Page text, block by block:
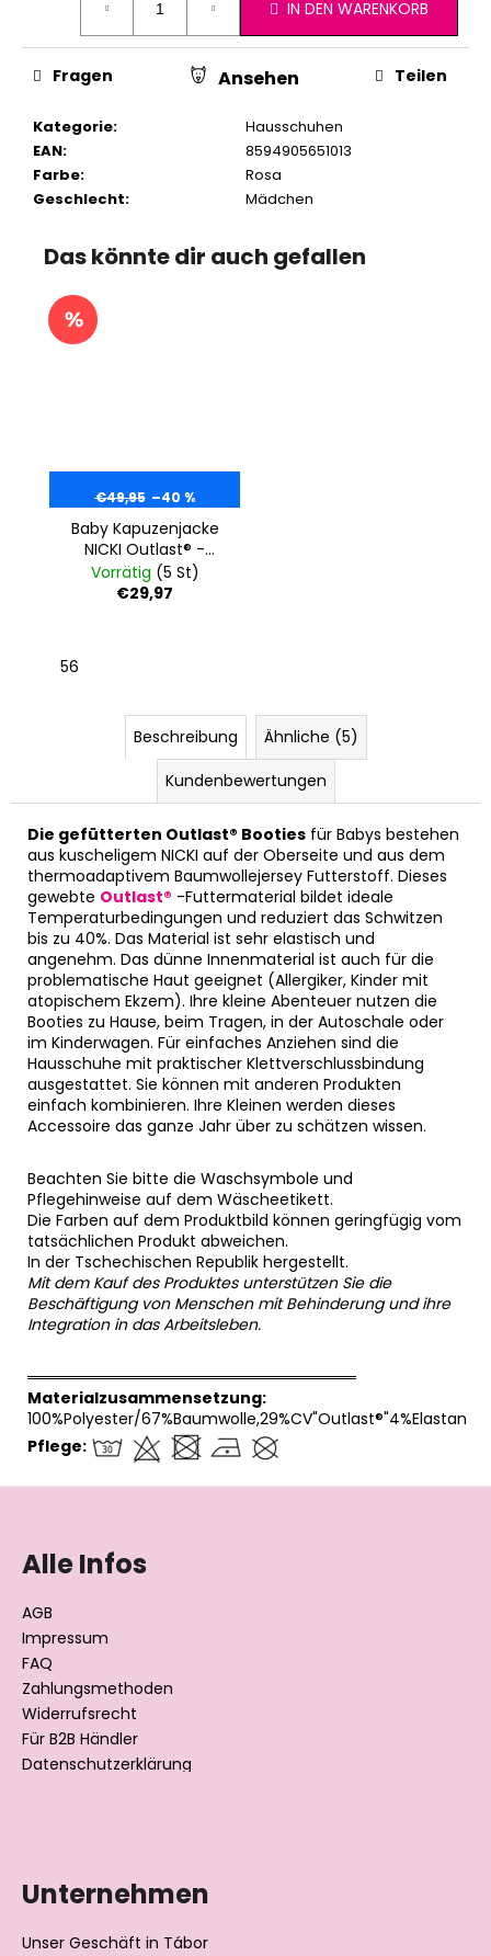
IN DEN WARENKORB
Kategorie:
Hausschuhen
EAN:
8594905651013
Farbe:
Rosa
Geschlecht: Mädchen
Fragen Ansehen Teilen
Das könnte dir auch gefallen
€49,95 –40 %
Baby Kapuzenjacke
NICKI Outlast® -
hellrosa-Schäfchen
Vorrätig (5 St)
€29,97
56
Beschreibung
Ähnliche (5)
Kundenbewertungen
Die gefütterten Outlast® Booties für Babys bestehen
aus kuscheligem NICKI auf der Oberseite und aus dem
thermoadaptivem Baumwollejersey Futterstoff. Dieses
gewebte Outlast® -Futtermaterial bildet ideale
Temperaturbedingungen und reduziert das Schwitzen
bis zu 40%. Das Material ist sehr elastisch und
angenehm. Das dünne Innenmaterial ist auch für die
problematische Haut geeignet (Allergiker, Kinder mit
atopischem Ekzem). Ihre kleine Abenteuer nutzen die
Booties zu Hause, beim Tragen, in der Autoschale oder
im Kinderwagen. Für einfaches Anziehen sind die
Hausschuhe mit praktischer Klettverschlussbindung
ausgestattet. Sie können mit anderen Produkten
einfach kombinieren. Ihre Kleinen werden dieses
Accessoire das ganze Jahr über zu schätzen wissen.
Beachten Sie bitte die Waschsymbole und
Pflegehinweise auf dem Wäscheetikett.
Die Farben auf dem Produktbild können geringfügig vom
tatsächlichen Produkt abweichen.
In der Tschechischen Republik hergestellt.
Mit dem Kauf des Produktes unterstützen Sie die
Beschäftigung von Menschen mit Behinderung und ihre
Integration in das Arbeitsleben.
══════════════════════════════
Materialzusammensetzung:
100%Polyester/67%Baumwolle,29%CV"Outlast®"4%Elastan
Pflege:
F
Alle Infos
AGB
Impressum
FAQ
Zahlungsmethoden
Widerrufsrecht
Für B2B Händler
Datenschutzerklärung
Unternehmen
Unser Geschäft in Tábor